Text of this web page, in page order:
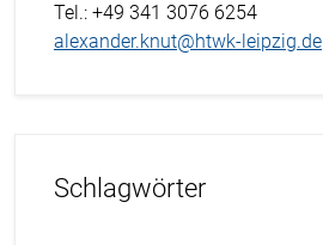
Tel.: +49 341 3076 6254
alexander.knut@htwk-leipzig.de
Schlagwörter